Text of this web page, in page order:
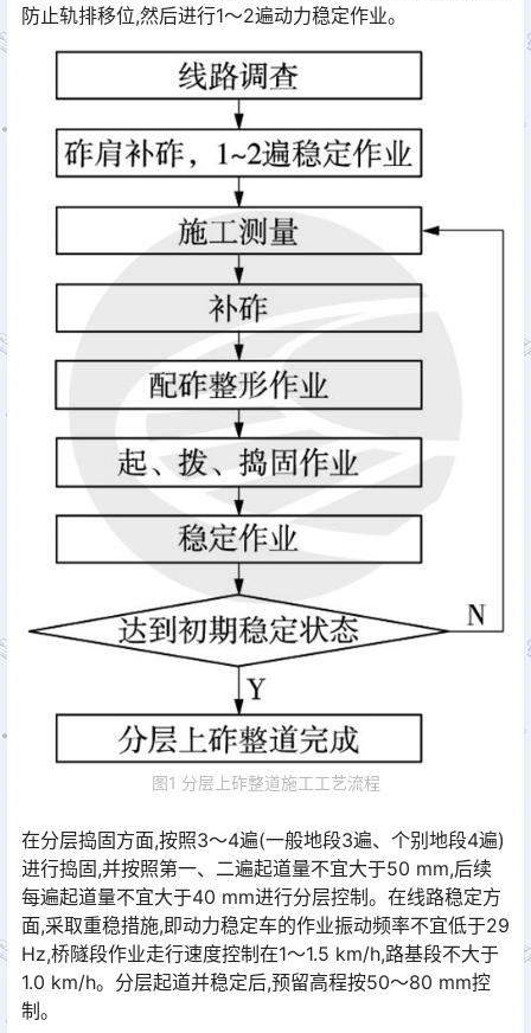
防止轨排移位,然后进行1～2遍动力稳定作业。󠅅󠅃󠄵󠅂󠄪󠇖󠆨󠆨󠇕󠆞󠆒󠅬󠇘󠆭󠆘󠇙󠆝󠅵󠇗󠆭󠆁󠄐󠇗󠅹󠅸󠇖󠆍󠅳󠇖󠅹󠅰󠇖󠆌󠅹
图1 分层上砟整道施工工艺流程
在分层捣固方面,按照3～4遍(一般地段3遍、个别地段4遍)
进行捣固,并按照第一、二遍起道量不宜大于50 mm,后续
每遍起道量不宜大于40 mm进行分层控制。在线路稳定方
面,采取重稳措施,即动力稳定车的作业振动频率不宜低于29
Hz,桥隧段作业走行速度控制在1～1.5 km/h,路基段不大于
1.0 km/h。分层起道并稳定后,预留高程按50～80 mm控
制。󠅅󠅃󠄵󠅂󠄪󠇖󠆨󠆨󠇕󠆞󠆒󠅬󠇘󠆭󠆘󠇙󠆝󠅵󠇗󠆭󠆁󠄐󠇗󠅹󠅸󠇖󠆍󠅳󠇖󠅹󠅰󠇖󠆌󠅹